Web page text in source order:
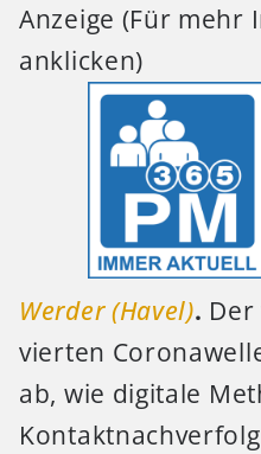
Anzeige (Für
anklicken)
Werder (Havel).
vierten
ab, wie digitale